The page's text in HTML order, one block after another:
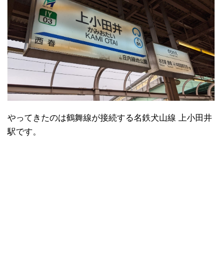
やってきたのは鶴舞線が接続する名鉄犬山線 上小田井
駅です。